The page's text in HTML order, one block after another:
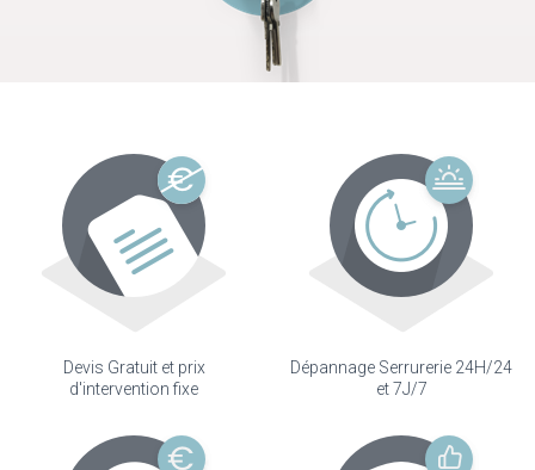
Devis Gratuit et prix
d'intervention fixe
Dépannage Serrurerie 24H/24
et 7J/7